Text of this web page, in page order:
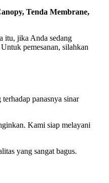
Tenda Membrane,
itu, jika Anda sedang
pemesanan, silahkan
panasnya sinar
Kami siap melayani
yang sangat bagus.